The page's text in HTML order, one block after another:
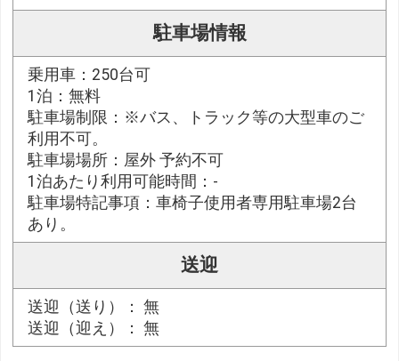
駐車場情報
乗用車：250台可
1泊：無料
駐車場制限：※バス、トラック等の大型車のご
利用不可。
駐車場場所：屋外 予約不可
1泊あたり利用可能時間：-
駐車場特記事項：車椅子使用者専用駐車場2台
あり。
送迎
送迎（送り）： 無
送迎（迎え）： 無